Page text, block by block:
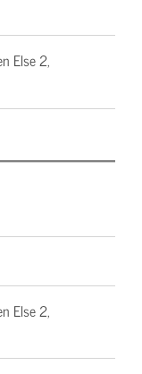
Else 2,
Else 2,